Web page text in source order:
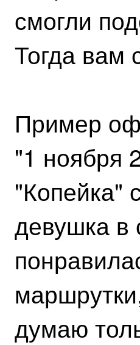
смогли
Тогда вам
Пример
"1 ноября
"Копейка"
девушка в
думаю